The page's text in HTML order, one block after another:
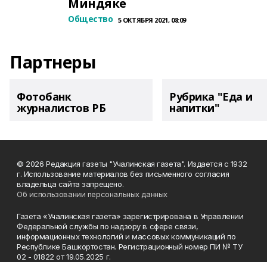
Миндяке
Общество 5 ОКТЯБРЯ 2021, 08:09
Партнеры
Фотобанк
журналистов РБ
Рубрика "Еда и
напитки"
© 2026 Редакция газеты "Учалинская газета". Издается с 1932
г. Использование материалов без письменного согласия
владельца сайта запрещено.
Об использовании персональных данных
Газета «Учалинская газета» зарегистрирована в Управлении
Федеральной службы по надзору в сфере связи,
информационных технологий и массовых коммуникаций по
Республике Башкортостан. Регистрационный номер ПИ № ТУ
02 - 01822 от 19.05.2025 г.